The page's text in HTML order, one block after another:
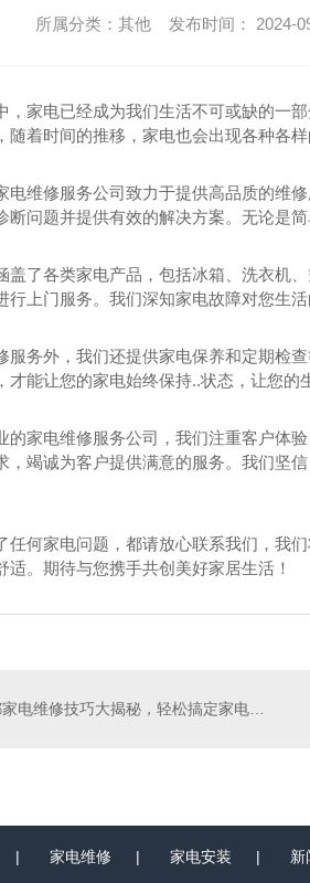
所属分类：其他 发布时间： 2024-
，家电已经成为我们生活不可或缺的一
随着时间的推移，家电也会出现各种各
电维修服务公司致力于提供高品质的维
断问题并提供有效的解决方案。无论是
盖了各类家电产品，包括冰箱、洗衣机
行上门服务。我们深知家电故障对您生
服务外，我们还提供家电保养和定期检
才能让您的家电始终保持..状态，让您的
的家电维修服务公司，我们注重客户体
，竭诚为客户提供满意的服务。我们坚
任何家电问题，都请放心联系我们，我
适。期待与您携手共创美好家居生活！
成都家电维修技巧大揭秘，轻松搞定家电故障！
| 家电维修 | 家电安装 | 新